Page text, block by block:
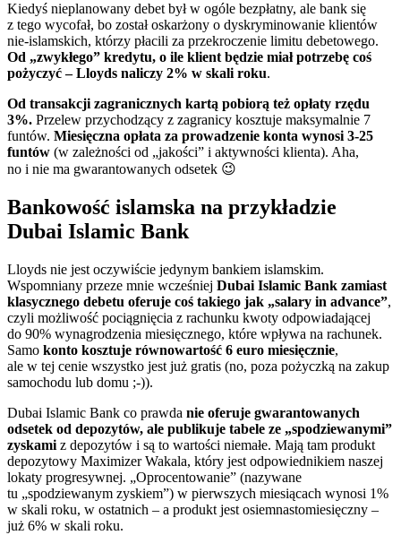
Kiedyś nieplanowany debet był w ogóle bezpłatny, ale bank się
z tego wycofał, bo został oskarżony o dyskryminowanie klientów
nie-islamskich, którzy płacili za przekroczenie limitu debetowego.
Od „zwykłego” kredytu, o ile klient będzie miał potrzebę coś
pożyczyć – Lloyds naliczy 2% w skali roku.
Od transakcji zagranicznych kartą pobiorą też opłaty rzędu
3%. Przelew przychodzący z zagranicy kosztuje maksymalnie 7
funtów. Miesięczna opłata za prowadzenie konta wynosi 3-25
funtów (w zależności od „jakości” i aktywności klienta). Aha,
no i nie ma gwarantowanych odsetek 😉
Bankowość islamska na przykładzie
Dubai Islamic Bank
Lloyds nie jest oczywiście jedynym bankiem islamskim.
Wspomniany przeze mnie wcześniej Dubai Islamic Bank zamiast
klasycznego debetu oferuje coś takiego jak „salary in advance”,
czyli możliwość pociągnięcia z rachunku kwoty odpowiadającej
do 90% wynagrodzenia miesięcznego, które wpływa na rachunek.
Samo konto kosztuje równowartość 6 euro miesięcznie,
ale w tej cenie wszystko jest już gratis (no, poza pożyczką na zakup
samochodu lub domu ;-)).
Dubai Islamic Bank co prawda nie oferuje gwarantowanych
odsetek od depozytów, ale publikuje tabele ze „spodziewanymi”
zyskami z depozytów i są to wartości niemałe. Mają tam produkt
depozytowy Maximizer Wakala, który jest odpowiednikiem naszej
lokaty progresywnej. „Oprocentowanie” (nazywane
tu „spodziewanym zyskiem”) w pierwszych miesiącach wynosi 1%
w skali roku, w ostatnich – a produkt jest osiemnastomiesięczny –
już 6% w skali roku.